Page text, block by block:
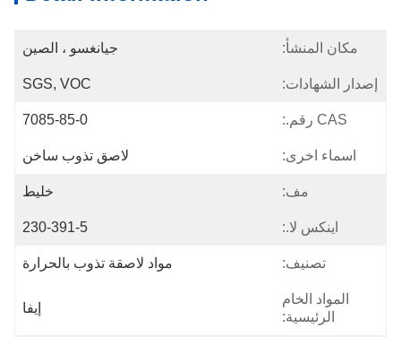
مكان المنشأ: جيانغسو ، الصين
إصدار الشهادات: SGS, VOC
CAS رقم.: 7085-85-0
اسماء اخرى: لاصق تذوب ساخن
مف: خليط
اينكس لا.: 230-391-5
تصنيف: مواد لاصقة تذوب بالحرارة
المواد الخام
الرئيسية:
إيفا